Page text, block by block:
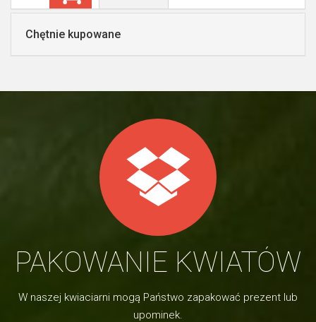
Chętnie kupowane
PAKOWANIE KWIATÓW
W naszej kwiaciarni mogą Państwo zapakować prezent lub
upominek.